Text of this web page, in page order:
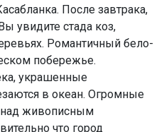
После завтрака,
увидите стада коз,
Романтичный бело-
побережье.
украшенные
в океан. Огромные
над живописным
что город